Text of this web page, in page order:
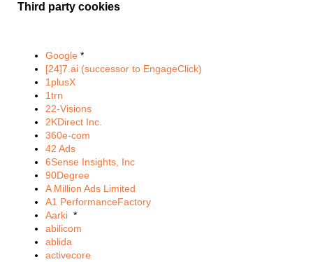
Third party cookies
Google *
[24]7.ai (successor to EngageClick)
1plusX
1trn
22-Visions
2KDirect Inc.
360e-com
42 Ads
6Sense Insights, Inc
90Degree
A Million Ads Limited
A1 PerformanceFactory
Aarki *
abilicom
ablida
activecore